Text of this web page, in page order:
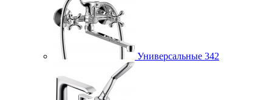
Универсальные 342